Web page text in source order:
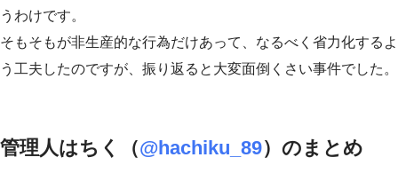
うわけです。
そもそもが非生産的な行為だけあって、なるべく省力化するよ
う工夫したのですが、振り返ると大変面倒くさい事件でした。
管理人はちく（@hachiku_89）のまとめ